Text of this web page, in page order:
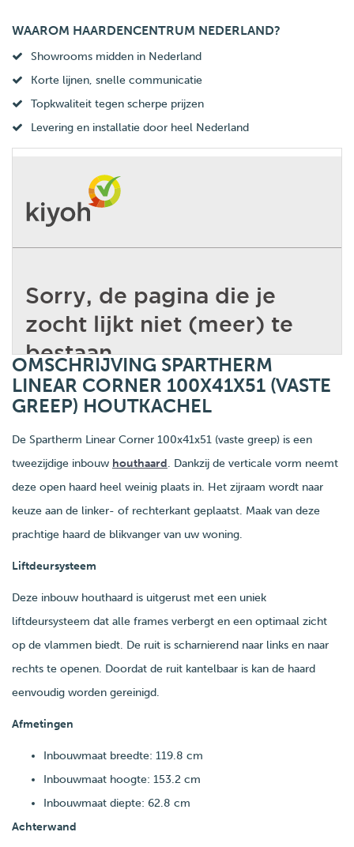
WAAROM HAARDENCENTRUM NEDERLAND?
Showrooms midden in Nederland
Korte lijnen, snelle communicatie
Topkwaliteit tegen scherpe prijzen
Levering en installatie door heel Nederland
OMSCHRIJVING SPARTHERM
LINEAR CORNER 100X41X51 (VASTE
GREEP) HOUTKACHEL
De Spartherm Linear Corner 100x41x51 (vaste greep) is een
tweezijdige inbouw houthaard. Dankzij de verticale vorm neemt
deze open haard heel weinig plaats in. Het zijraam wordt naar
keuze aan de linker- of rechterkant geplaatst. Maak van deze
prachtige haard de blikvanger van uw woning.
Liftdeursysteem
Deze inbouw houthaard is uitgerust met een uniek
liftdeursysteem dat alle frames verbergt en een optimaal zicht
op de vlammen biedt. De ruit is scharnierend naar links en naar
rechts te openen. Doordat de ruit kantelbaar is kan de haard
eenvoudig worden gereinigd.
Afmetingen
Inbouwmaat breedte: 119.8 cm
Inbouwmaat hoogte: 153.2 cm
Inbouwmaat diepte: 62.8 cm
Achterwand